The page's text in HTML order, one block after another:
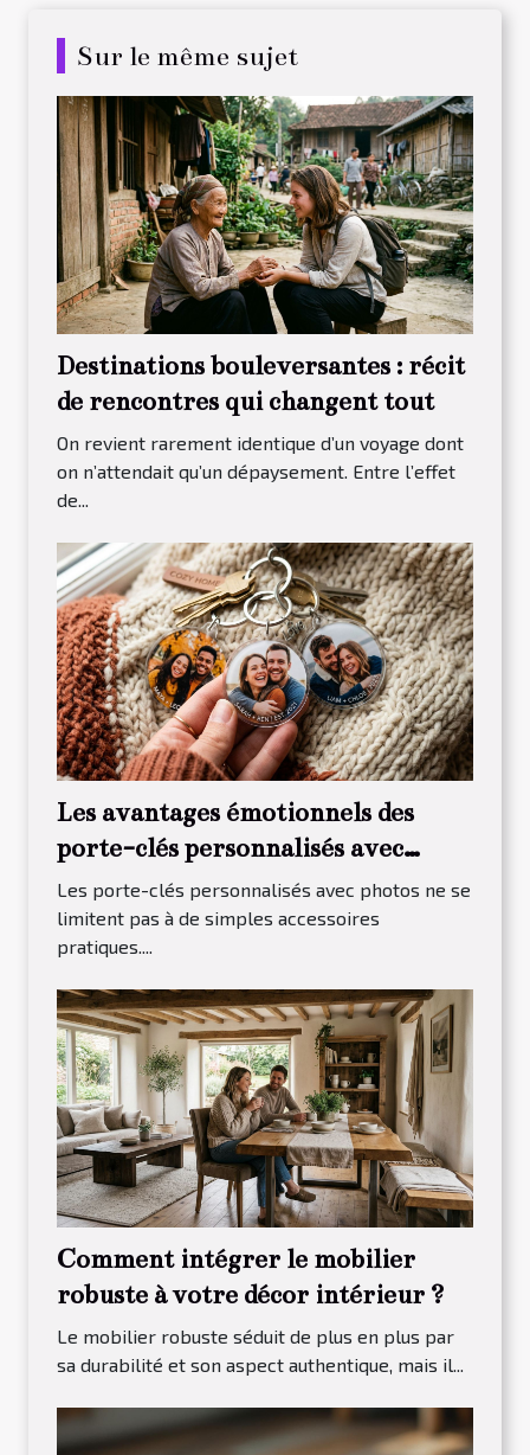
Sur le même sujet
Destinations bouleversantes : récit
de rencontres qui changent tout
On revient rarement identique d’un voyage dont
on n’attendait qu’un dépaysement. Entre l’effet
de...
Les avantages émotionnels des
porte-clés personnalisés avec
photos
Les porte-clés personnalisés avec photos ne se
limitent pas à de simples accessoires
pratiques....
Comment intégrer le mobilier
robuste à votre décor intérieur ?
Le mobilier robuste séduit de plus en plus par
sa durabilité et son aspect authentique, mais il...